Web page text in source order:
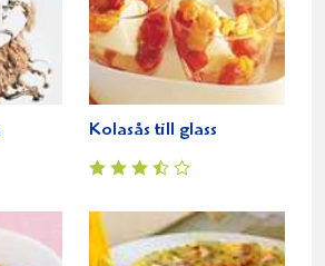
Kolasås till glass